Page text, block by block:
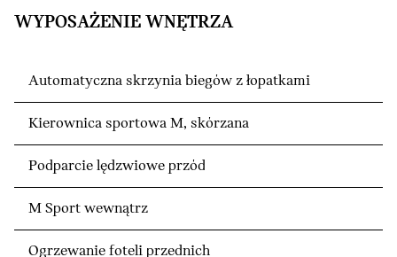
WYPOSAŻENIE WNĘTRZA
Automatyczna skrzynia biegów z łopatkami
Kierownica sportowa M, skórzana
Podparcie lędzwiowe przód
M Sport wewnątrz
Ogrzewanie foteli przednich